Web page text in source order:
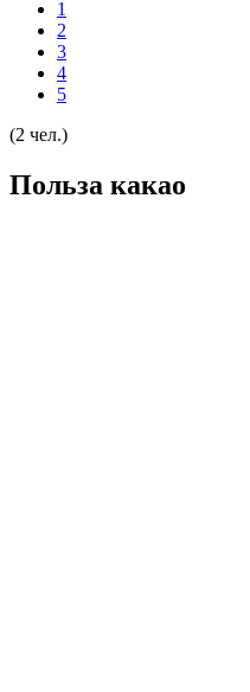
1
2
3
4
5
(2 чел.)
Польза какао